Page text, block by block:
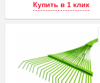
Купить в 1 клик